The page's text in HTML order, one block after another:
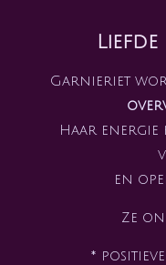
Garnieriet
Haar energie
en
Ze
*